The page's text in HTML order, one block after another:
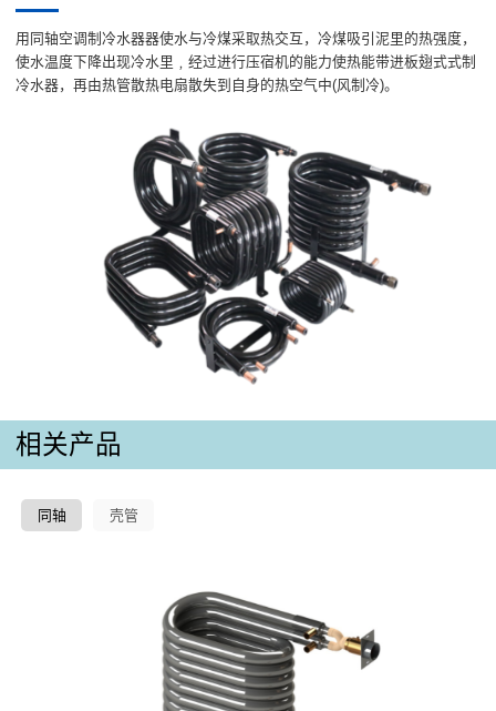
用同轴空调制冷水器器使水与冷煤采取热交互，冷煤吸引泥里的热强度，
使水温度下降出现冷水里﹐经过进行压宿机的能力使热能带进板翅式式制
冷水器，再由热管散热电扇散失到自身的热空气中(风制冷)。
相关产品
同轴 壳管